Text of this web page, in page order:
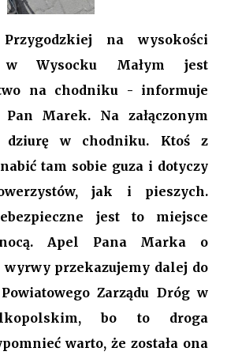
na wysokości
Wysocku Małym jest
na chodniku - informuje
Marek. Na załączonym
dziurę w chodniku. Ktoś z
tam sobie guza i dotyczy
jak i pieszych.
jest to miejsce
Apel Pana Marka o
przekazujemy dalej do
Zarządu Dróg w
bo to droga
warto, że została ona